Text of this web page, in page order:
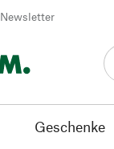
Newsletter
Geschenke